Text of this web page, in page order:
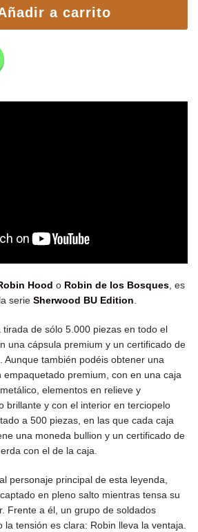
a carrito
Hood o Robin de los Bosques, es
serie Sherwood BU Edition.
de sólo 5.000 piezas en todo el
una cápsula premium y un certificado de
Aunque también podéis obtener una
empaquetado premium, con en una caja
elementos en relieve y
brillante y con el interior en terciopelo
a 500 piezas, en las que cada caja
una moneda bullion y un certificado de
con el de la caja.
personaje principal de esta leyenda,
en pleno salto mientras tensa su
Frente a él, un grupo de soldados
la tensión es clara: Robin lleva la ventaja.